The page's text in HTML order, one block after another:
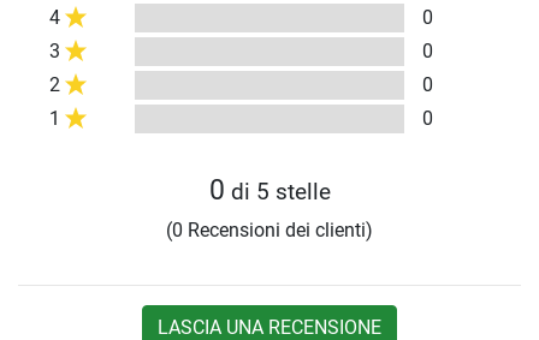
4
0
3
0
2
0
1
0
0 di 5 stelle
(0 Recensioni dei clienti)
LASCIA UNA RECENSIONE